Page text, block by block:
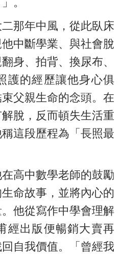
那年中風，從此臥床
中斷學業、與社會脫
身、拍背、換尿布、
護的經歷讓他身心俱
父親生命的念頭。在
脫，反而頓失生活重
這段歷程為「長照最
高中數學老師的鼓勵
命故事，並將內心的
他從寫作中學會理解
經出版便暢銷大賣再
自我價值。「曾經我